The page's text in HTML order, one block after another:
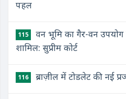
पहल
115
वन भूमि का गैर-वन उपयोग
शामिल: सुप्रीम कोर्ट
116 ब्राज़ील में टोडलेट की नई